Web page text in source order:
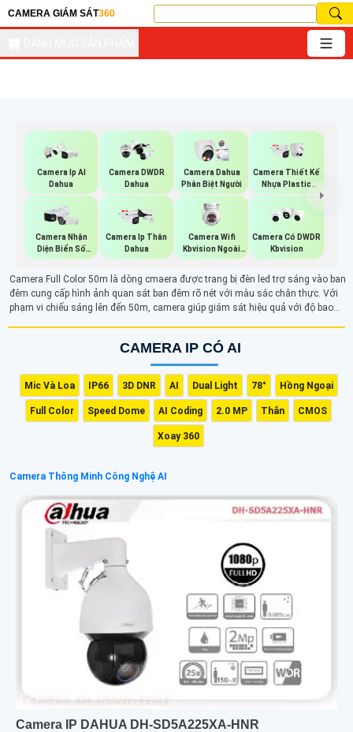
CAMERA GIÁM SÁT360
Camera Ip AI
Dahua
Camera DWDR
Dahua
Camera Dahua
Phân Biệt Người
Camera Thiết Kế
Nhựa Plastic
Dahua
Camera Nhận
Diện Biển Số
Dahua
Camera Ip Thân
Dahua
Camera Wifi
Kbvision Ngoài
Trời 360
Camera Có DWDR
Kbvision
Camera Full Color 50m là dòng cmaera được trang bị đèn led trợ sáng vào ban
đêm cung cấp hình ảnh quan sát ban đêm rõ nét với màu sắc chân thực. Với
phạm vi chiếu sáng lên đến 50m, camera giúp giám sát hiệu quả với độ bao
CAMERA IP CÓ AI
Mic Và Loa IP66 3D DNR AI Dual Light 78° Hồng Ngoại
Full Color Speed Dome AI Coding 2.0 MP Thân CMOS
Xoay 360
Camera Thông Minh Công Nghệ AI
Camera IP DAHUA DH-SD5A225XA-HNR